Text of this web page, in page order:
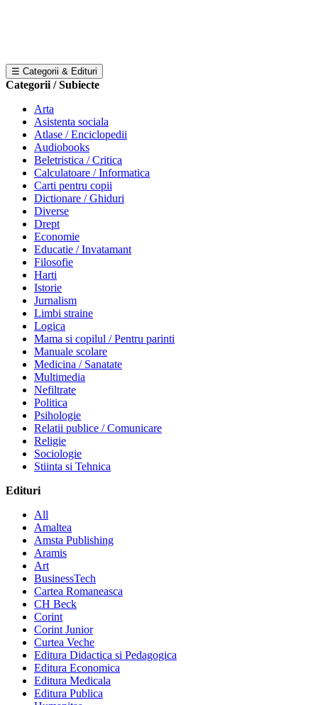
☰ Categorii & Edituri
Categorii / Subiecte
Arta
Asistenta sociala
Atlase / Enciclopedii
Audiobooks
Beletristica / Critica
Calculatoare / Informatica
Carti pentru copii
Dictionare / Ghiduri
Diverse
Drept
Economie
Educatie / Invatamant
Filosofie
Harti
Istorie
Jurnalism
Limbi straine
Logica
Mama si copilul / Pentru parinti
Manuale scolare
Medicina / Sanatate
Multimedia
Nefiltrate
Politica
Psihologie
Relatii publice / Comunicare
Religie
Sociologie
Stiinta si Tehnica
Edituri
All
Amaltea
Amsta Publishing
Aramis
Art
BusinessTech
Cartea Romaneasca
CH Beck
Corint
Corint Junior
Curtea Veche
Editura Didactica si Pedagogica
Editura Economica
Editura Medicala
Editura Publica